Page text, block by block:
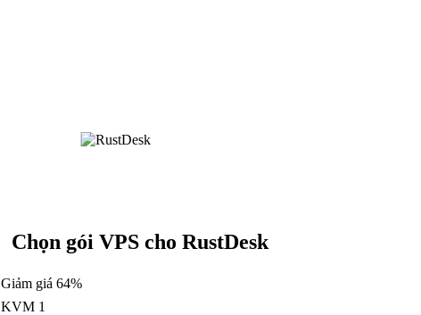
Chọn gói VPS cho RustDesk
Giảm giá 64%
KVM 1